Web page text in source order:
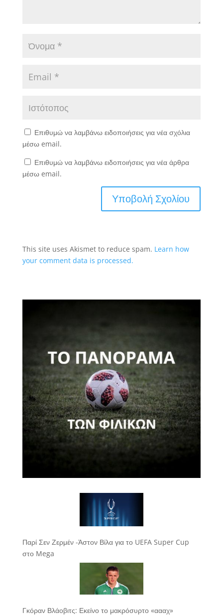
Επιθυμώ να λαμβάνω ειδοποιήσεις για νέα σχόλια
μέσω email.
Επιθυμώ να λαμβάνω ειδοποιήσεις για νέα άρθρα
μέσω email.
This site uses Akismet to reduce spam. Learn how
your comment data is processed.
Παρί Σεν Ζερμέν -Άστον Βίλα για το UEFA Super Cup
στο Mega
Γκόραν Βλάοβιτς: Εκείνο το μακρόσυρτο «αααχ»